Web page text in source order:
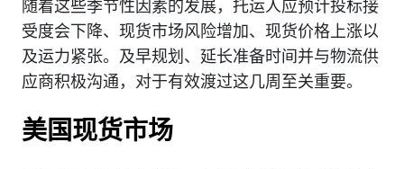
随着这些季节性因素的发展，托运人应预计投标接
受度会下降、现货市场风险增加、现货价格上涨以
及运力紧张。及早规划、延长准备时间并与物流供
应商积极沟通，对于有效渡过这几周至关重要。
美国现货市场